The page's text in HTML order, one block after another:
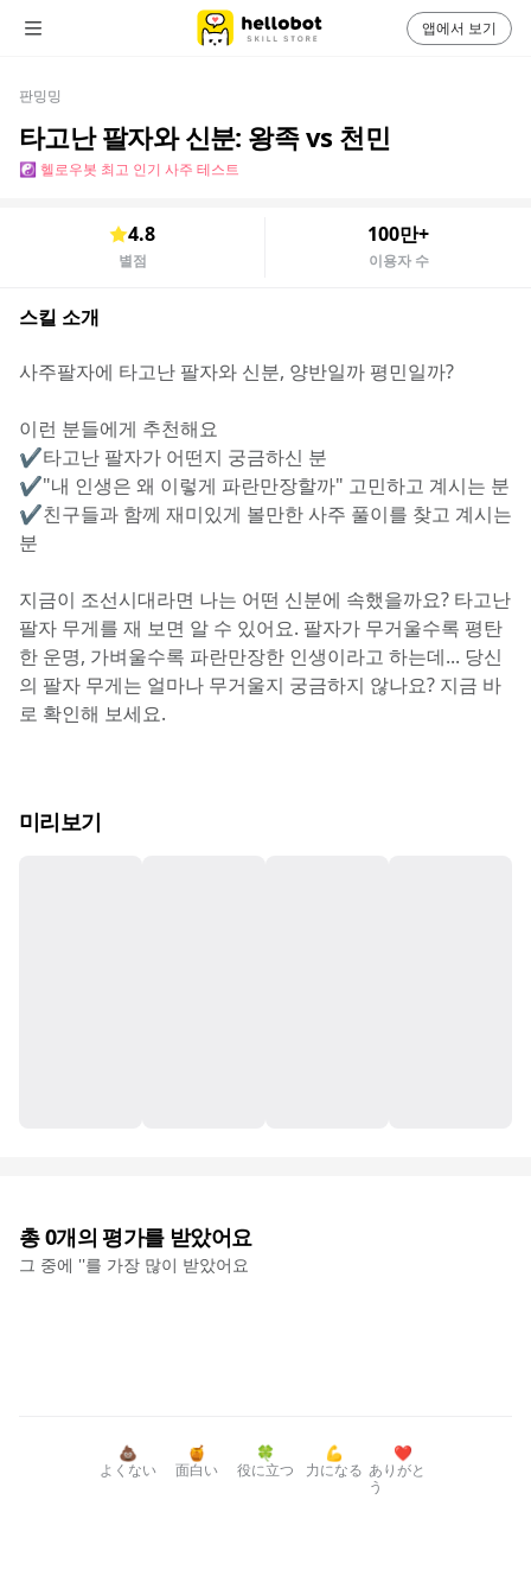
판밍밍
타고난 팔자와 신분: 왕족 vs 천민
☯️ 헬로우봇 최고 인기 사주 테스트
4.8
별점
100만+
이용자 수
스킬 소개
사주팔자에 타고난 팔자와 신분, 양반일까 평민일까?
이런 분들에게 추천해요
✔️타고난 팔자가 어떤지 궁금하신 분
✔️"내 인생은 왜 이렇게 파란만장할까" 고민하고 계시는 분
✔️친구들과 함께 재미있게 볼만한 사주 풀이를 찾고 계시는
분
지금이 조선시대라면 나는 어떤 신분에 속했을까요? 타고난
팔자 무게를 재 보면 알 수 있어요. 팔자가 무거울수록 평탄
한 운명, 가벼울수록 파란만장한 인생이라고 하는데... 당신
의 팔자 무게는 얼마나 무거울지 궁금하지 않나요? 지금 바
로 확인해 보세요.
미리보기
총0개의 평가를 받았어요
그 중에 ''를 가장 많이 받았어요
💩
よくない
🍯
面白い
🍀
役に立つ
💪
力になる
❤️
ありがと
う
앱에서 보기